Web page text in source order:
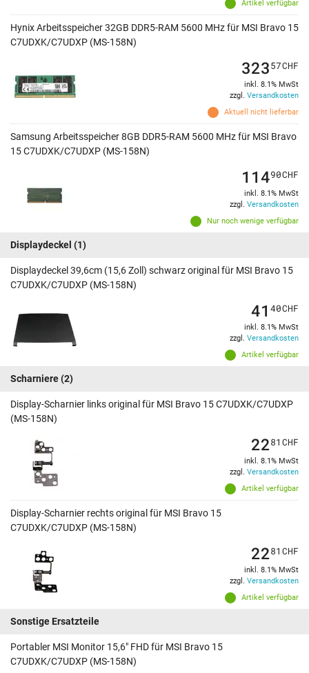
Artikel verfügbar
Hynix Arbeitsspeicher 32GB DDR5-RAM 5600 MHz für MSI Bravo 15
C7UDXK/C7UDXP (MS-158N)
Aktuell nicht lieferbar
32357CHF
inkl. 8.1% MwSt
zzgl. Versandkosten
Samsung Arbeitsspeicher 8GB DDR5-RAM 5600 MHz für MSI Bravo
15 C7UDXK/C7UDXP (MS-158N)
Nur noch wenige verfügbar
11490CHF
inkl. 8.1% MwSt
zzgl. Versandkosten
Displaydeckel (1)
Displaydeckel 39,6cm (15,6 Zoll) schwarz original für MSI Bravo 15
C7UDXK/C7UDXP (MS-158N)
Artikel verfügbar
41 40CHF
inkl. 8.1% MwSt
zzgl. Versandkosten
Scharniere(2)
Display-Scharnier links original für MSI Bravo 15 C7UDXK/C7UDXP
(MS-158N)
Artikel verfügbar
2281 CHF
inkl. 8.1% MwSt
zzgl. Versandkosten
Display-Scharnier rechts original für MSI Bravo 15
C7UDXK/C7UDXP (MS-158N)
Artikel verfügbar
2281 CHF
inkl. 8.1% MwSt
zzgl. Versandkosten
Sonstige Ersatzteile
Portabler MSI Monitor 15,6" FHD für MSI Bravo 15
C7UDXK/C7UDXP (MS-158N)